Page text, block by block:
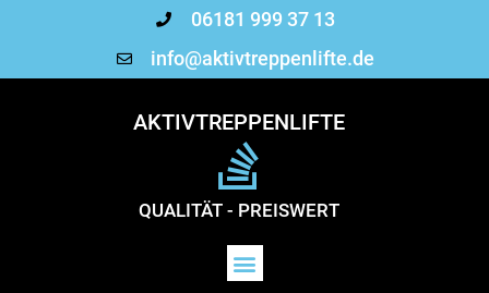
06181 999 37 13
info@aktivtreppenlifte.de
AKTIVTREPPENLIFTE
QUALITÄT - PREISWERT